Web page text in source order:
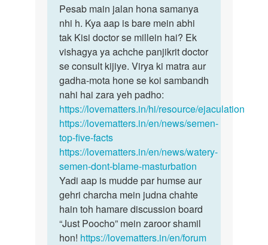
to
aaunty
ji
namaste
meri
shaadi
by
javed
Pesab
main
jalan
hona
samanya
Pesab main jalan hona samanya
nhi h. Kya aap is bare mein abhi
tak Kisi doctor se millein hai? Ek
vishagya ya achche panjikrit doctor
se consult kijiye. Virya ki matra aur
gadha-mota hone se koi sambandh
nahi hai zara yeh padho:
https://lovematters.in/hi/resource/ejaculation
https://lovematters.in/en/news/semen-
top-five-facts
https://lovematters.in/en/news/watery-
semen-dont-blame-masturbation
Yadi aap is mudde par humse aur
gehri charcha mein judna chahte
hain toh hamare discussion board
“Just Poocho” mein zaroor shamil
hon! https://lovematters.in/en/forum